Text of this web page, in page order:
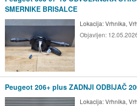
SMERNIKE BRISALCE
Lokacija:Vrhnika,
Objavljen:
Peugeot 206+ plus ZADNJI ODBIJAČ
Lokacija:Vrhnika,